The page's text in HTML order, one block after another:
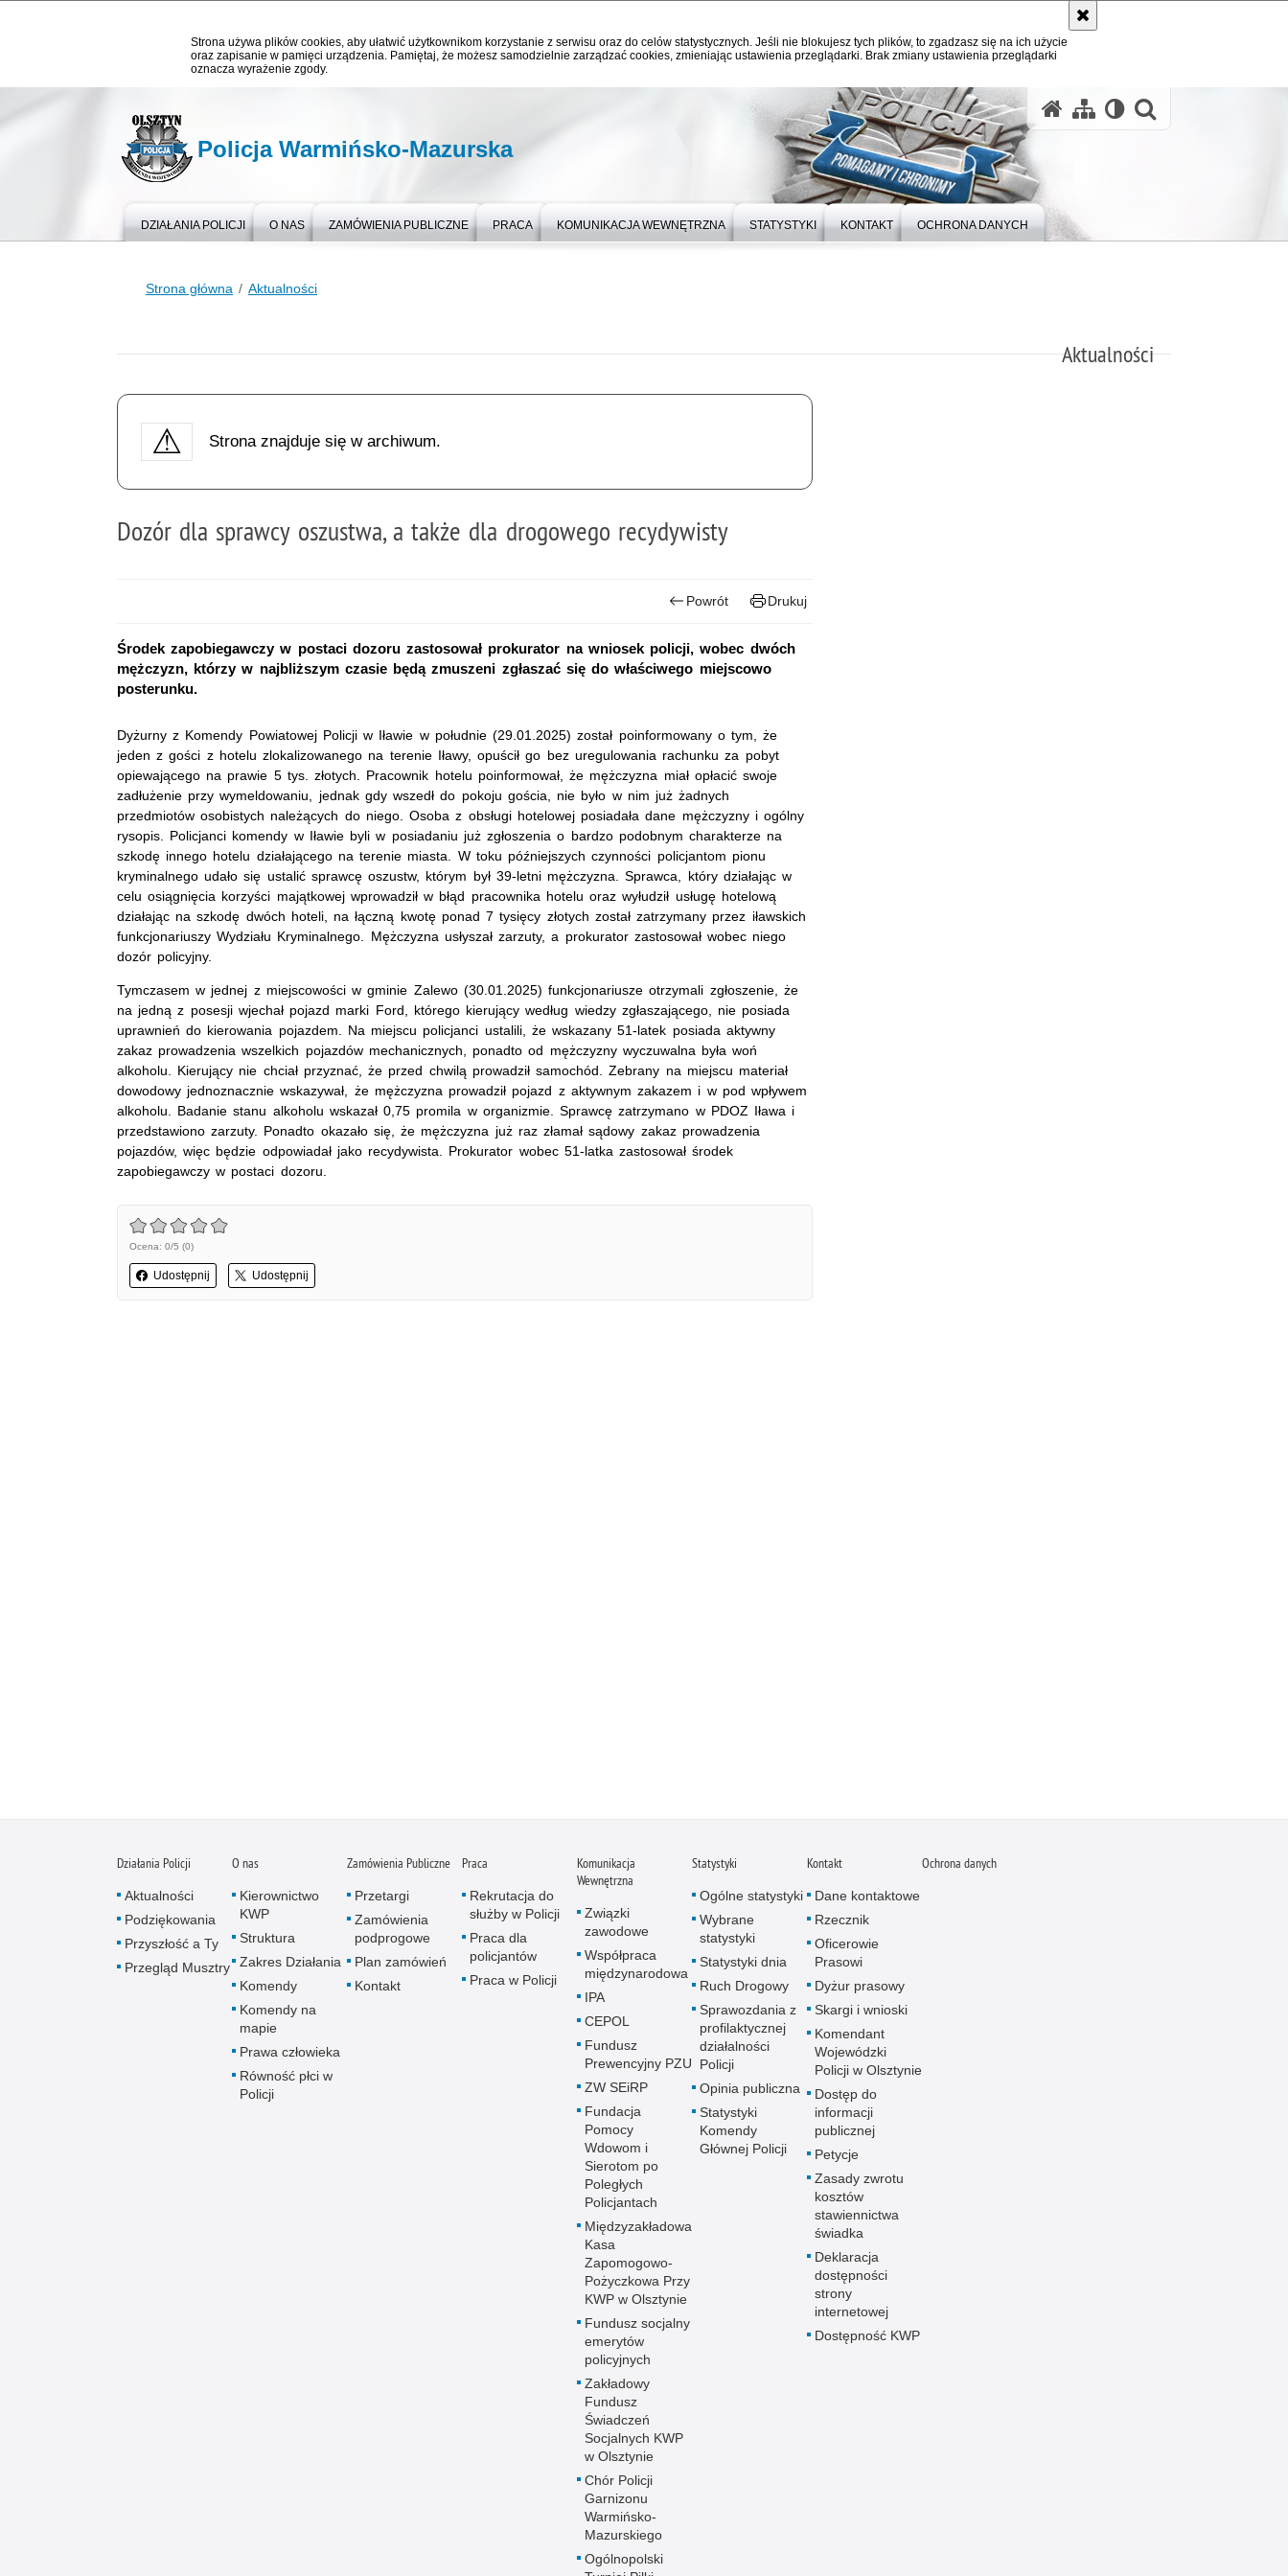
Strona używa plików cookies, aby ułatwić użytkownikom korzystanie z serwisu oraz do celów statystycznych. Jeśli nie blokujesz tych plików, to zgadzasz się na ich użycie
oraz zapisanie w pamięci urządzenia. Pamiętaj, że możesz samodzielnie zarządzać cookies, zmieniając ustawienia przeglądarki. Brak zmiany ustawienia przeglądarki
oznacza wyrażenie zgody.
Policja Warmińsko-Mazurska
DZIAŁANIA POLICJI O NAS ZAMÓWIENIA PUBLICZNE PRACA KOMUNIKACJA WEWNĘTRZNA STATYSTYKI KONTAKT OCHRONA DANYCH
Strona główna Aktualności
Aktualności
Strona znajduje się w archiwum.
Dozór dla sprawcy oszustwa, a także dla drogowego recydywisty
Powrót Drukuj
Środek zapobiegawczy w postaci dozoru zastosował prokurator na wniosek policji, wobec dwóch
mężczyzn, którzy w najbliższym czasie będą zmuszeni zgłaszać się do właściwego miejscowo
posterunku.
Dyżurny z Komendy Powiatowej Policji w Iławie w południe (29.01.2025) został poinformowany o tym, że
jeden z gości z hotelu zlokalizowanego na terenie Iławy, opuścił go bez uregulowania rachunku za pobyt
opiewającego na prawie 5 tys. złotych. Pracownik hotelu poinformował, że mężczyzna miał opłacić swoje
zadłużenie przy wymeldowaniu, jednak gdy wszedł do pokoju gościa, nie było w nim już żadnych
przedmiotów osobistych należących do niego. Osoba z obsługi hotelowej posiadała dane mężczyzny i ogólny
rysopis. Policjanci komendy w Iławie byli w posiadaniu już zgłoszenia o bardzo podobnym charakterze na
szkodę innego hotelu działającego na terenie miasta. W toku późniejszych czynności policjantom pionu
kryminalnego udało się ustalić sprawcę oszustw, którym był 39-letni mężczyzna. Sprawca, który działając w
celu osiągnięcia korzyści majątkowej wprowadził w błąd pracownika hotelu oraz wyłudził usługę hotelową
działając na szkodę dwóch hoteli, na łączną kwotę ponad 7 tysięcy złotych został zatrzymany przez iławskich
funkcjonariuszy Wydziału Kryminalnego. Mężczyzna usłyszał zarzuty, a prokurator zastosował wobec niego
dozór policyjny.
Tymczasem w jednej z miejscowości w gminie Zalewo (30.01.2025) funkcjonariusze otrzymali zgłoszenie, że
na jedną z posesji wjechał pojazd marki Ford, którego kierujący według wiedzy zgłaszającego, nie posiada
uprawnień do kierowania pojazdem. Na miejscu policjanci ustalili, że wskazany 51-latek posiada aktywny
zakaz prowadzenia wszelkich pojazdów mechanicznych, ponadto od mężczyzny wyczuwalna była woń
alkoholu. Kierujący nie chciał przyznać, że przed chwilą prowadził samochód. Zebrany na miejscu materiał
dowodowy jednoznacznie wskazywał, że mężczyzna prowadził pojazd z aktywnym zakazem i w pod wpływem
alkoholu. Badanie stanu alkoholu wskazał 0,75 promila w organizmie. Sprawcę zatrzymano w PDOZ Iława i
przedstawiono zarzuty. Ponadto okazało się, że mężczyzna już raz złamał sądowy zakaz prowadzenia
pojazdów, więc będzie odpowiadał jako recydywista. Prokurator wobec 51-latka zastosował środek
zapobiegawczy w postaci dozoru.
Ocena: 0/5 (0)
Udostępnij Udostępnij
Działania Policji
Aktualności
Podziękowania
Przyszłość a Ty
Przegląd Musztry
O nas
Kierownictwo
KWP
Struktura
Zakres Działania
Komendy
Komendy na
mapie
Prawa człowieka
Równość płci w
Policji
Zamówienia Publiczne
Przetargi
Zamówienia
podprogowe
Plan zamówień
Kontakt
Praca
Rekrutacja do
służby w Policji
Praca dla
policjantów
Praca w Policji
Komunikacja
Wewnętrzna
Związki
zawodowe
Współpraca
międzynarodowa
IPA
CEPOL
Fundusz
Prewencyjny PZU
ZW SEiRP
Fundacja
Pomocy
Wdowom i
Sierotom po
Poległych
Policjantach
Międzyzakładowa
Kasa
Zapomogowo-
Pożyczkowa Przy
KWP w Olsztynie
Fundusz socjalny
emerytów
policyjnych
Zakładowy
Fundusz
Świadczeń
Socjalnych KWP
w Olsztynie
Chór Policji
Garnizonu
Warmińsko-
Mazurskiego
Ogólnopolski
Statystyki
Ogólne statystyki
Wybrane
statystyki
Statystyki dnia
Ruch Drogowy
Sprawozdania z
profilaktycznej
działalności
Policji
Opinia publiczna
Statystyki
Komendy
Głównej Policji
Kontakt
Dane kontaktowe
Rzecznik
Oficerowie
Prasowi
Dyżur prasowy
Skargi i wnioski
Komendant
Wojewódzki
Policji w Olsztynie
Dostęp do
informacji
publicznej
Petycje
Zasady zwrotu
kosztów
stawiennictwa
świadka
Deklaracja
dostępności
strony
internetowej
Dostępność KWP
Ochrona danych